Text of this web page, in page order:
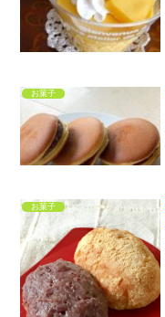
お菓子
お菓子